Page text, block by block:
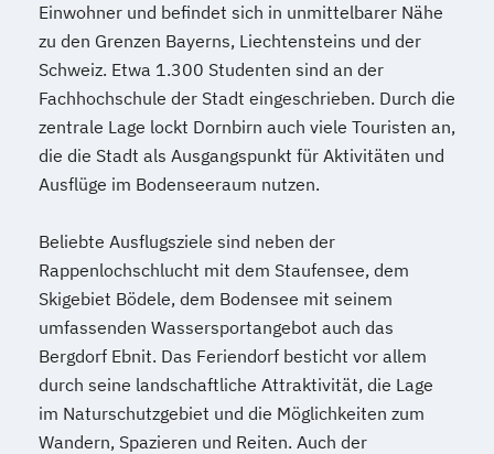
Einwohner und befindet sich in unmittelbarer Nähe
zu den Grenzen Bayerns, Liechtensteins und der
Schweiz. Etwa 1.300 Studenten sind an der
Fachhochschule der Stadt eingeschrieben. Durch die
zentrale Lage lockt Dornbirn auch viele Touristen an,
die die Stadt als Ausgangspunkt für Aktivitäten und
Ausflüge im Bodenseeraum nutzen.
Beliebte Ausflugsziele sind neben der
Rappenlochschlucht mit dem Staufensee, dem
Skigebiet Bödele, dem Bodensee mit seinem
umfassenden Wassersportangebot auch das
Bergdorf Ebnit. Das Feriendorf besticht vor allem
durch seine landschaftliche Attraktivität, die Lage
im Naturschutzgebiet und die Möglichkeiten zum
Wandern, Spazieren und Reiten. Auch der